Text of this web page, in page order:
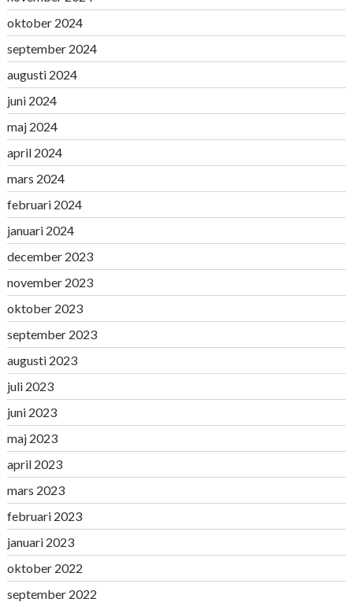
oktober 2024
september 2024
augusti 2024
juni 2024
maj 2024
april 2024
mars 2024
februari 2024
januari 2024
december 2023
november 2023
oktober 2023
september 2023
augusti 2023
juli 2023
juni 2023
maj 2023
april 2023
mars 2023
februari 2023
januari 2023
oktober 2022
september 2022